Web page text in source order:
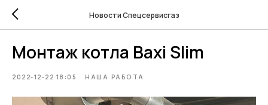
Новости Спецсервисгаз
Монтаж котла Baxi Slim
2022-12-22 18:05 НАША РАБОТА